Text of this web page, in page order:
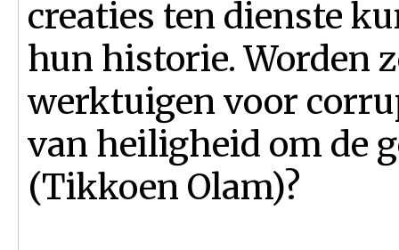
creaties ten dienste
hun historie. Worden
werktuigen voor
van heiligheid om de
(Tikkoen Olam)?